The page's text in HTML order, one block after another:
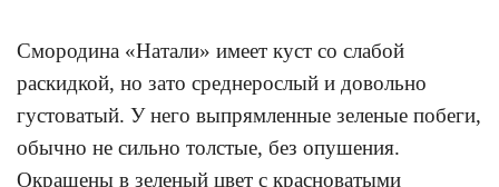
Смородина «Натали» имеет куст со слабой
раскидкой, но зато среднерослый и довольно
густоватый. У него выпрямленные зеленые побеги,
обычно не сильно толстые, без опушения.
Окрашены в зеленый цвет с красноватыми